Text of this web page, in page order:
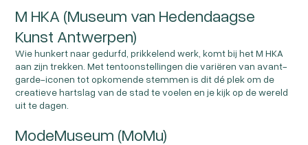
M HKA (Museum van Hedendaagse
Kunst Antwerpen)
Wie hunkert naar gedurfd, prikkelend werk, komt bij het M HKA
aan zijn trekken. Met tentoonstellingen die variëren van avant-
garde-iconen tot opkomende stemmen is dit dé plek om de
creatieve hartslag van de stad te voelen en je kijk op de wereld
uit te dagen.
ModeMuseum (MoMu)